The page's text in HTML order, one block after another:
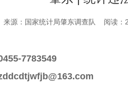
来源：国家统计局肇东调查队 阅读
7783549